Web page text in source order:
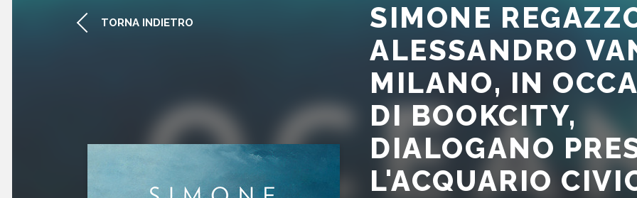
TORNA INDIETRO
SIMONE
ALESSANDRO
MILANO, IN
DI BOOKCITY,
DIALOGANO
L'ACQUARIO